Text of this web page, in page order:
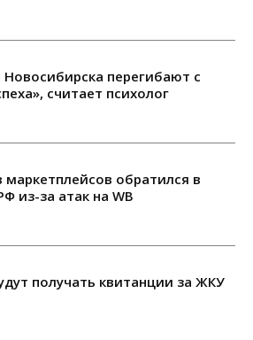
перегибают с
считает психолог
обратился в
из-за атак на WB
получать квитанции за ЖКУ